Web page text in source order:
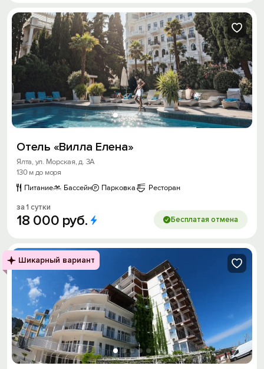
Отель «Вилла Елена»
Ялта, ул. Морская, д. 3А
130 м до моря
Питание
Бассейн Парковка Ресторан
за 1 сутки
18 000 руб. Бесплатая отмена
Шикарный вариант